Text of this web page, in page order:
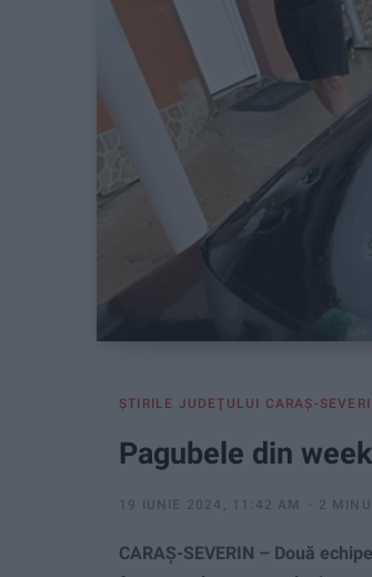
ŞTIRILE JUDEŢULUI CARAŞ-
Pagubele din
19 IUNIE 2024, 11:42 AM 2
CARAȘ-SEVERIN – Două